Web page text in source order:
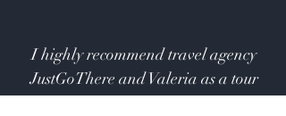
I highly recommend travel agency
JustGoThere and Valeria as a tour